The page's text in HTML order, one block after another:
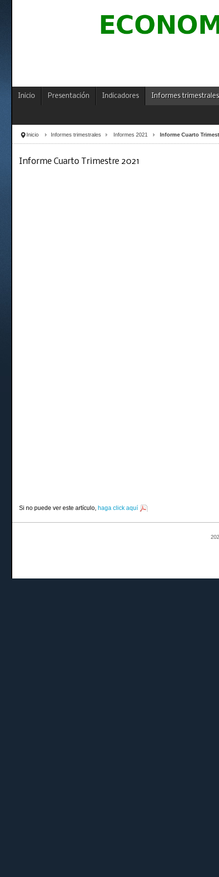
Inicio Presentación Indicadores Informes trimestrales
Inicio Informes trimestrales Informes 2021 Informe Cuarto
Informe Cuarto Trimestre 2021
Si no puede ver este artículo, haga click aquí